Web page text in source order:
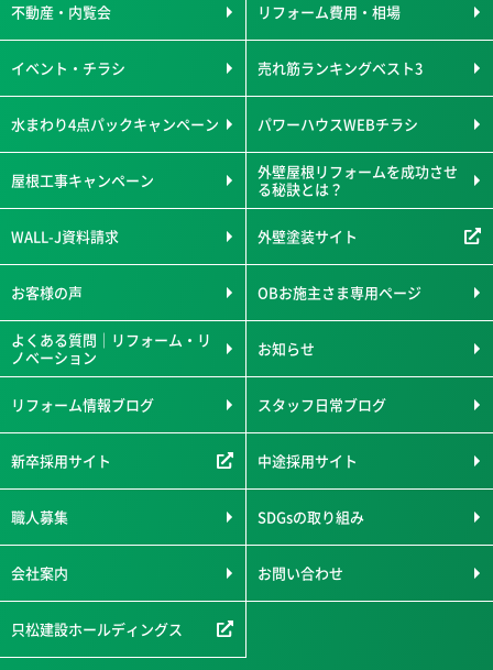
不動産・内覧会 リフォーム費用・相場
イベント・チラシ 売れ筋ランキングベスト3
水まわり4点パックキャンペーン パワーハウスWEBチラシ
屋根工事キャンペーン
外壁屋根リフォームを成功させ
る秘訣とは？
WALL-J資料請求 外壁塗装サイト
お客様の声 OBお施主さま専用ページ
よくある質問｜リフォーム・リ
ノベーション
お知らせ
リフォーム情報ブログ スタッフ日常ブログ
新卒採用サイト 中途採用サイト
職人募集 SDGsの取り組み
会社案内 お問い合わせ
只松建設ホールディングス